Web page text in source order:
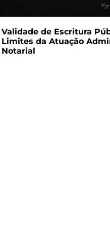
Validade de Escritura
Limites da Atuação
Notarial